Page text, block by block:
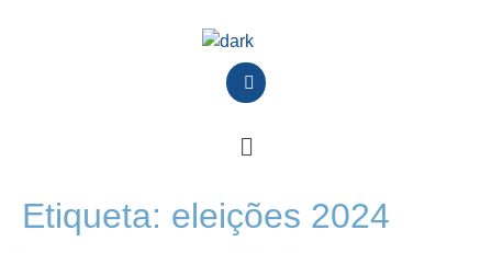
Etiqueta: eleições 2024